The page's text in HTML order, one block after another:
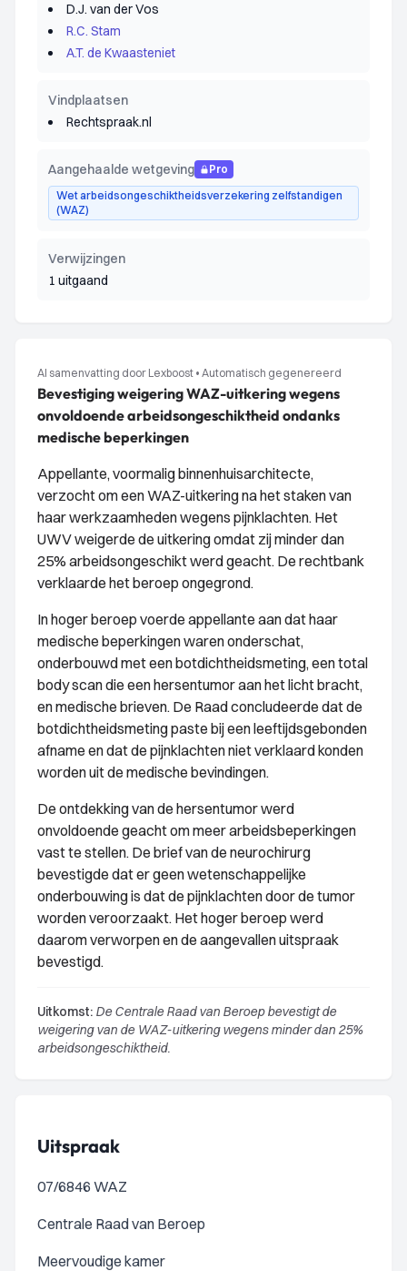
D.J. van der Vos
R.C. Stam
A.T. de Kwaasteniet
Vindplaatsen
Rechtspraak.nl
Aangehaalde wetgeving
Pro
Wet arbeidsongeschiktheidsverzekering zelfstandigen
(WAZ)
Verwijzingen
1 uitgaand
AI samenvatting door Lexboost • Automatisch gegenereerd
Bevestiging weigering WAZ-uitkering wegens
onvoldoende arbeidsongeschiktheid ondanks
medische beperkingen
Appellante, voormalig binnenhuisarchitecte,
verzocht om een WAZ-uitkering na het staken van
haar werkzaamheden wegens pijnklachten. Het
UWV weigerde de uitkering omdat zij minder dan
25% arbeidsongeschikt werd geacht. De rechtbank
verklaarde het beroep ongegrond.
In hoger beroep voerde appellante aan dat haar
medische beperkingen waren onderschat,
onderbouwd met een botdichtheidsmeting, een total
body scan die een hersentumor aan het licht bracht,
en medische brieven. De Raad concludeerde dat de
botdichtheidsmeting paste bij een leeftijdsgebonden
afname en dat de pijnklachten niet verklaard konden
worden uit de medische bevindingen.
De ontdekking van de hersentumor werd
onvoldoende geacht om meer arbeidsbeperkingen
vast te stellen. De brief van de neurochirurg
bevestigde dat er geen wetenschappelijke
onderbouwing is dat de pijnklachten door de tumor
worden veroorzaakt. Het hoger beroep werd
daarom verworpen en de aangevallen uitspraak
bevestigd.
Uitkomst: De Centrale Raad van Beroep bevestigt de
weigering van de WAZ-uitkering wegens minder dan 25%
arbeidsongeschiktheid.
Uitspraak
07/6846 WAZ
Centrale Raad van Beroep
Meervoudige kamer